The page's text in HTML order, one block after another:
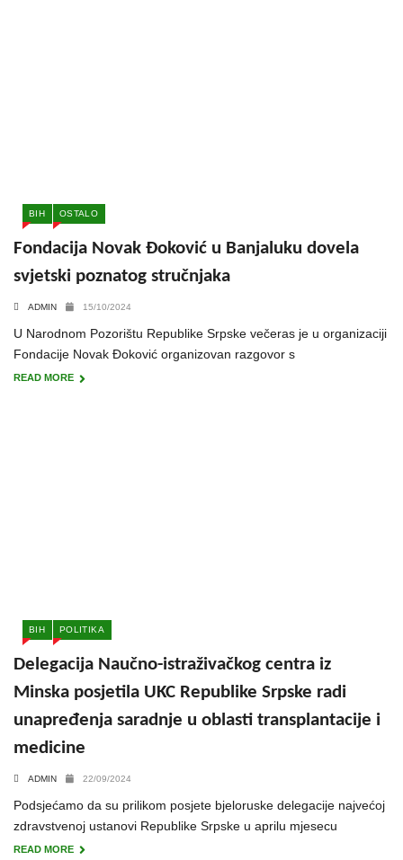
BIH OSTALO
Fondacija Novak Đoković u Banjaluku dovela
svjetski poznatog stručnjaka
ADMIN 15/10/2024
U Narodnom Pozorištu Republike Srpske večeras je u organizaciji
Fondacije Novak Đoković organizovan razgovor s
READ MORE
BIH POLITIKA
Delegacija Naučno-istraživačkog centra iz
Minska posjetila UKC Republike Srpske radi
unapređenja saradnje u oblasti transplantacije i
medicine
ADMIN 22/09/2024
Podsjećamo da su prilikom posjete bjeloruske delegacije najvećoj
zdravstvenoj ustanovi Republike Srpske u aprilu mjesecu
READ MORE